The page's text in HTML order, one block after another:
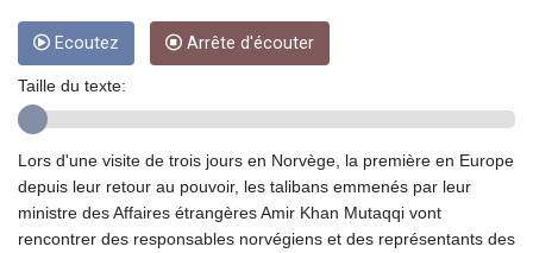
GIP 0.8566
GMD 84.980421
GTQ 8.794891
GYD 241.157003
HKD 9.067746
HNL 30.895616
HRK 7.536622
HTG 150.718127
Ecoutez Arrête d'écouter
Taille du texte:
Lors d'une visite de trois jours en Norvège, la première en Europe
depuis leur retour au pouvoir, les talibans emmenés par leur
ministre des Affaires étrangères Amir Khan Mutaqqi vont
rencontrer des responsables norvégiens et des représentants des